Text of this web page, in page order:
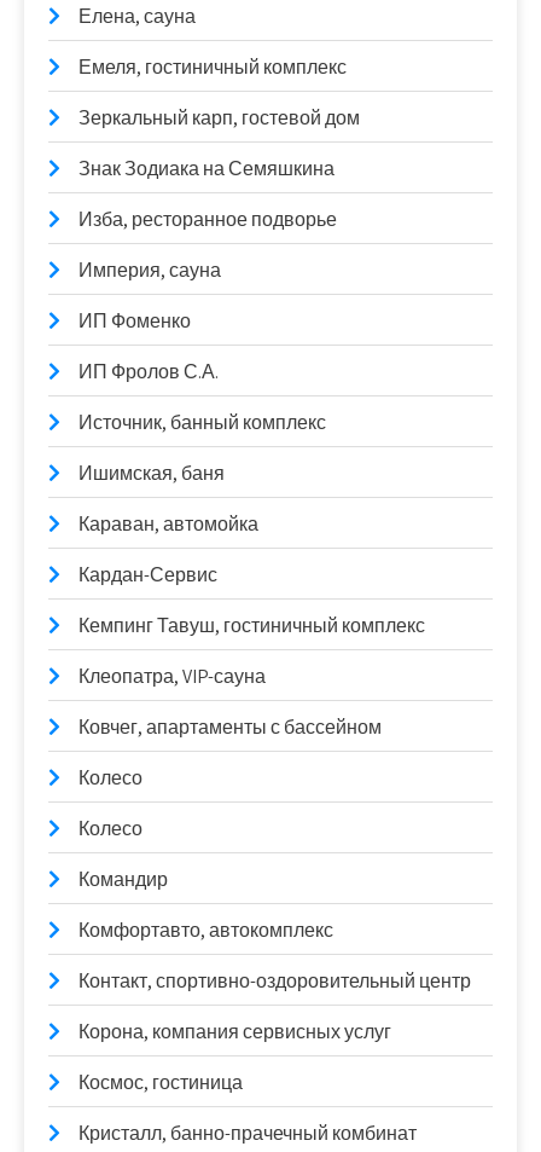
Елена, сауна
Емеля, гостиничный комплекс
Зеркальный карп, гостевой дом
Знак Зодиака на Семяшкина
Изба, ресторанное подворье
Империя, сауна
ИП Фоменко
ИП Фролов С.А.
Источник, банный комплекс
Ишимская, баня
Караван, автомойка
Кардан-Сервис
Кемпинг Тавуш, гостиничный комплекс
Клеопатра, VIP-сауна
Ковчег, апартаменты с бассейном
Колесо
Колесо
Командир
Комфортавто, автокомплекс
Контакт, спортивно-оздоровительный центр
Корона, компания сервисных услуг
Космос, гостиница
Кристалл, банно-прачечный комбинат